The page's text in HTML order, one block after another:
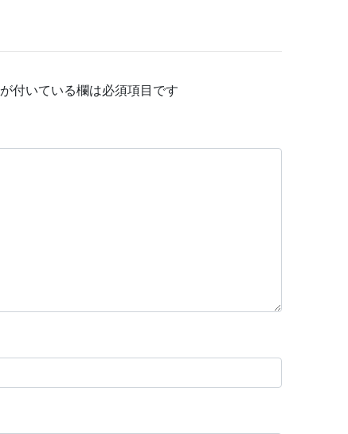
が付いている欄は必須項目です